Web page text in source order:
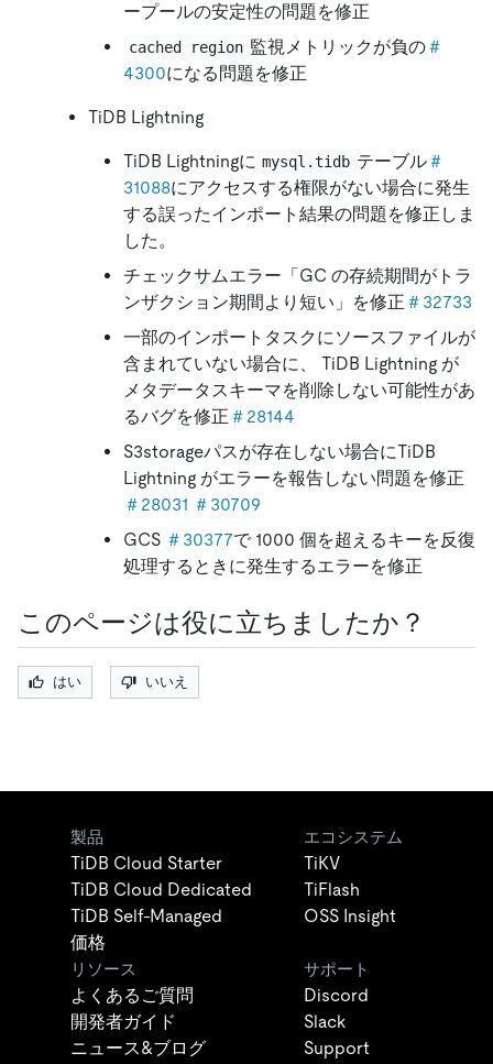
ープールの安定性の問題を修正
cached region 監視メトリックが負の＃
4300になる問題を修正
TiDB Lightning
TiDB Lightningに mysql.tidb テーブル＃
31088にアクセスする権限がない場合に発生
する誤ったインポート結果の問題を修正しま
した。
チェックサムエラー「GC の存続期間がトラ
ンザクション期間より短い」を修正 ＃32733
一部のインポートタスクにソースファイルが
含まれていない場合に、 TiDB Lightning が
メタデータスキーマを削除しない可能性があ
るバグを修正 ＃28144
S3storageパスが存在しない場合にTiDB
Lightning がエラーを報告しない問題を修正
＃28031 ＃30709
GCS ＃30377で 1000 個を超えるキーを反復
処理するときに発生するエラーを修正
このページは役に立ちましたか？
はい いいえ
製品
TiDB Cloud Starter
TiDB Cloud Dedicated
TiDB Self-Managed
価格
エコシステム
TiKV
TiFlash
OSS Insight
リソース
よくあるご質問
開発者ガイド
ニュース&ブログ
サポート
Discord
Slack
Support